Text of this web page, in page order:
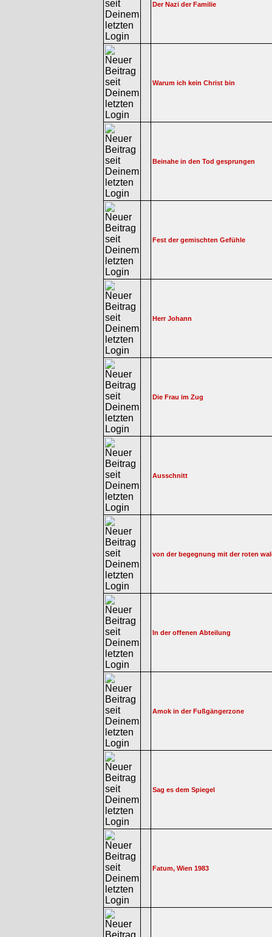
Der Nazi der Familie
Warum ich kein Christ bin
Beinahe in den Tod gesprungen
Fest der gemischten Gefühle
Herr Johann
Die Frau im Zug
Ausschnitt
von der begegnung mit der roten
In der offenen Abteilung
Amok in der Fußgängerzone
Sag es dem Spiegel
Fatum, Wien 1983